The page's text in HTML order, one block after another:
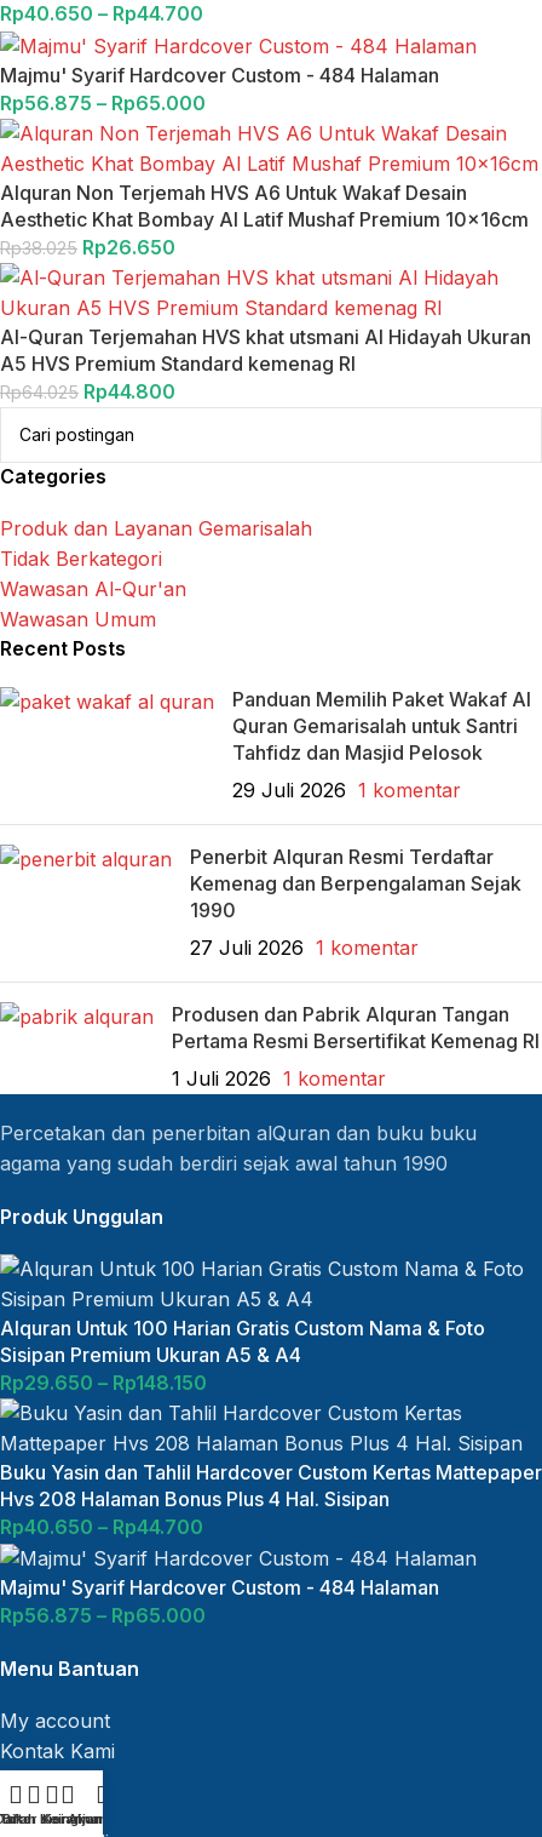
Rp40.650 – Rp44.700
Majmu' Syarif Hardcover Custom - 484 Halaman
Rp56.875 – Rp65.000
Alquran Non Terjemah HVS A6 Untuk Wakaf Desain
Aesthetic Khat Bombay Al Latif Mushaf Premium 10x16cm
Rp38.025 Rp26.650
Al-Quran Terjemahan HVS khat utsmani Al Hidayah Ukuran
A5 HVS Premium Standard kemenag RI
Rp64.025 Rp44.800
Categories
Produk dan Layanan Gemarisalah
Tidak Berkategori
Wawasan Al-Qur'an
Wawasan Umum
Recent Posts
Panduan Memilih Paket Wakaf Al
Quran Gemarisalah untuk Santri
Tahfidz dan Masjid Pelosok
29 Juli 2026 1 komentar
Penerbit Alquran Resmi Terdaftar
Kemenag dan Berpengalaman Sejak
1990
27 Juli 2026 1 komentar
Produsen dan Pabrik Alquran Tangan
Pertama Resmi Bersertifikat Kemenag RI
1 Juli 2026 1 komentar
Percetakan dan penerbitan alQuran dan buku buku
agama yang sudah berdiri sejak awal tahun 1990
Produk Unggulan
Alquran Untuk 100 Harian Gratis Custom Nama & Foto
Sisipan Premium Ukuran A5 & A4
Rp29.650 – Rp148.150
Buku Yasin dan Tahlil Hardcover Custom Kertas Mattepaper
Hvs 208 Halaman Bonus Plus 4 Hal. Sisipan
Rp40.650 – Rp44.700
Majmu' Syarif Hardcover Custom - 484 Halaman
Rp56.875 – Rp65.000
Menu Bantuan
My account
Kontak Kami
Katalog
Cart
Toko
Bilah sisiKeinginan
Keranjang
Akun saya